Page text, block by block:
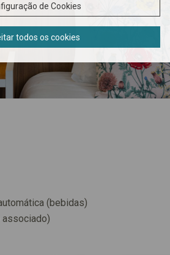
(bebidas)
de Cookies
todos os cookies